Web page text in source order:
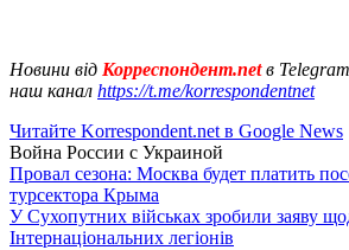
Новини від Корреспондент.netв
наш канал https://t.me/korrespondentnet
Читайте Korrespondent.net в Google News
Война России с Украиной
Провал сезона: Москва будет платить
турсектора Крыма
У Сухопутних військах зробили заяву
Інтернаціональних легіонів